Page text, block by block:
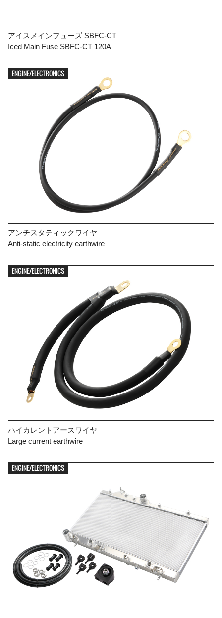
アイスメインフューズ SBFC-CT
Iced Main Fuse SBFC-CT 120A
ENGINE/ELECTRONICS
アンチスタティックワイヤ
Anti-static electricity earthwire
ENGINE/ELECTRONICS
ハイカレントアースワイヤ
Large current earthwire
ENGINE/ELECTRONICS